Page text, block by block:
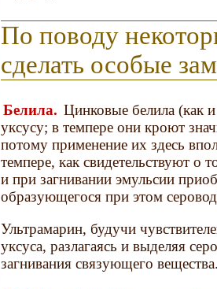
По поводу
сделать особые
Белила. Цинковые белила (как
уксусу; в темпере они кроют
потому применение их здесь
темпере, как свидетельствуют
и при загнивании эмульсии
образующегося при этом
Ультрамарин, будучи
уксуса, разлагаясь и выделяя
загнивания связующего вещества.